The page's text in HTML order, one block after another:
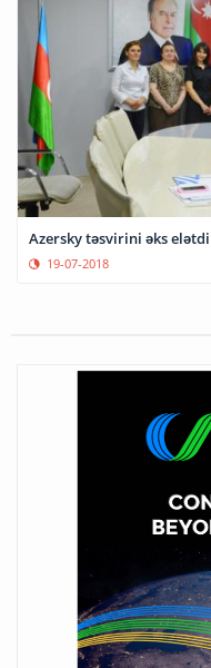
Azersky təsvirini əks
19-07-2018